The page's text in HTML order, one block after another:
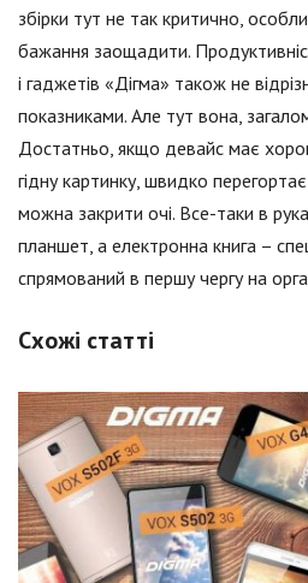
збірки тут не так критично,
бажання заощадити.
і гаджетів «Дігма» також не
показниками. Але тут вона,
Достатньо, якщо девайс має
гідну картинку, швидко
можна закрити очі. Все-таки в
планшет, а електронна книга –
спрямований в першу чергу на
Схожі статті